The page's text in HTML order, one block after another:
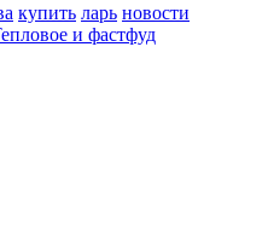
купить ларь новости
и фастфуд